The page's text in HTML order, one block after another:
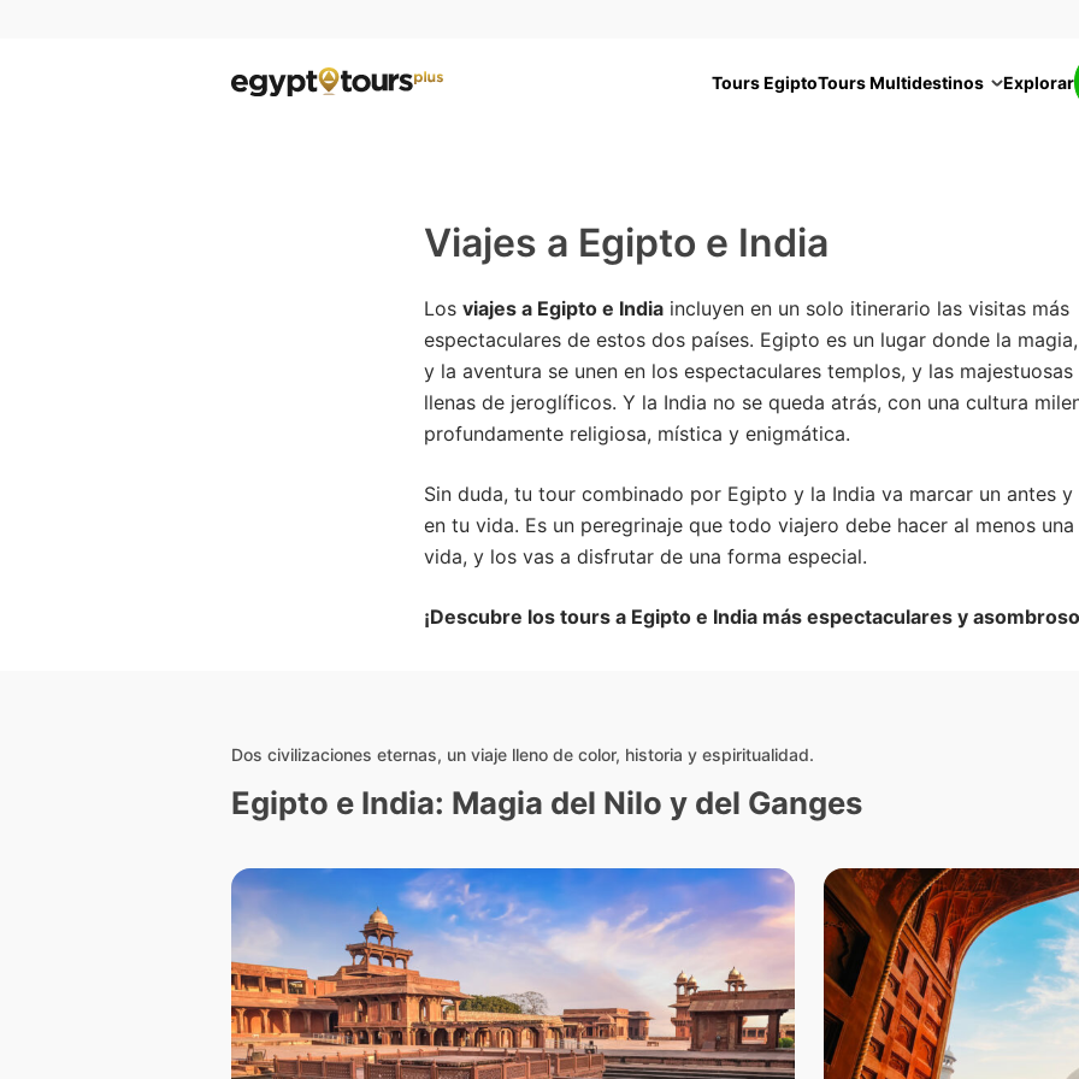
Tours EgiptoTours Multidestinos Explorar
Viajes a Egipto e India
Los viajes a Egipto e India incluyen en un solo itinerario las visitas más
espectaculares de estos dos países. Egipto es un lugar donde la
y la aventura se unen en los espectaculares templos, y las
llenas de jeroglíficos. Y la India no se queda atrás, con una cultura
profundamente religiosa, mística y enigmática.
Sin duda, tu tour combinado por Egipto y la India va marcar un antes y
en tu vida. Es un peregrinaje que todo viajero debe hacer al menos
vida, y los vas a disfrutar de una forma especial.
¡Descubre los tours a Egipto e India más espectaculares y
Dos civilizaciones eternas, un viaje lleno de color, historia y espiritualidad.
Egipto e India: Magia del Nilo y del Ganges